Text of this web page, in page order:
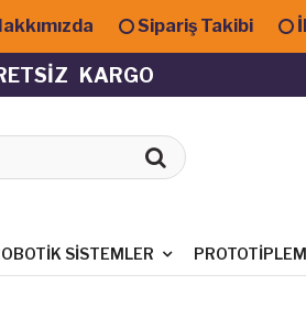
Sipariş Takibi
ETSİZ KARGO
SISTEMLER